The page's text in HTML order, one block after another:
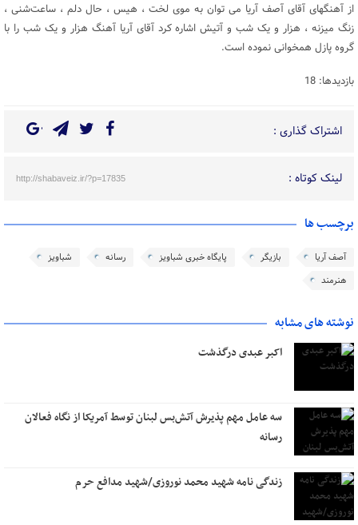
از آهنگهای آقای آصف آریا می توان به موی لخت ، هیس ، حال دلم ، ساعت‌شنی ،
زنگ میزنه ، هزار و یک شب و آتیش اشاره کرد آقای آریا آهنگ هزار و یک شب را با
گروه پازل همخوانی نموده است.
بازدیدها: 18
اشتراک گذاری :
لینک کوتاه : http://shabaveiz.ir/?p=17835
برچسب ها
آصف آریا بازیگر پایگاه خبری شباویز رسانه
شباویز
هنرمند
نوشته های مشابه
اکبر عبدی درگذشت
سه عامل مهم پذیرش آتش‌بس لبنان توسط آمریکا از نگاه فعالان
رسانه
زندگی نامه شهید محمد نوروزی/شهید مدافع حرم